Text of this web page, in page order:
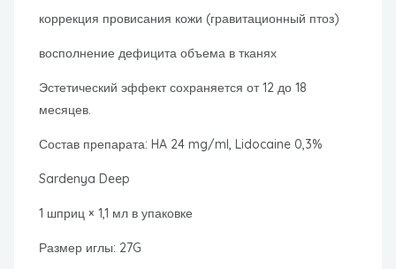
коррекция провисания кожи (гравитационный птоз)
восполнение дефицита объема в тканях
Эстетический эффект сохраняется от 12 до 18
месяцев.
Состав препарата: HA 24 mg/ml, Lidocaine 0,3%
Sardenya Deep
1 шприц × 1,1 мл в упаковке
Размер иглы: 27G